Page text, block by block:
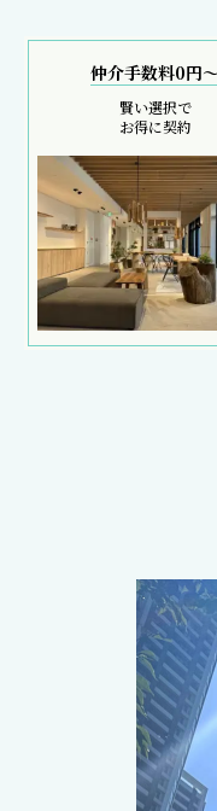
仲介手数料0円～
賢い選択で
お得に契約